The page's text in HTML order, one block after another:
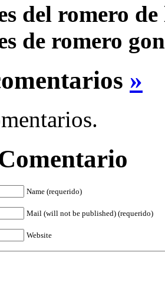
del romero
de romero
»
Name (requerido)
Mail (will not be published) (requerido)
Website